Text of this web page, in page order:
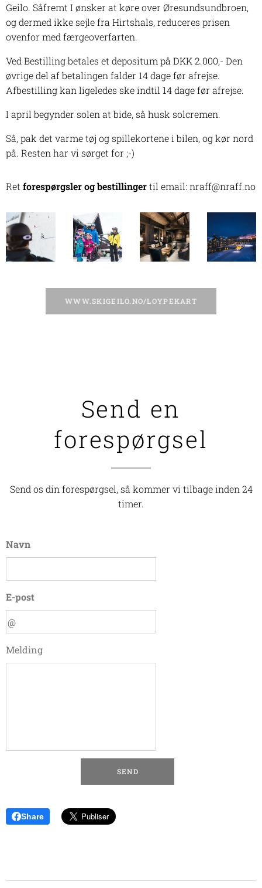
Geilo. Såfremt I ønsker at køre over Øresundsundbroen,
og dermed ikke sejle fra Hirtshals, reduceres prisen
ovenfor med færgeoverfarten.
Ved Bestilling betales et depositum på DKK 2.000,- Den
øvrige del af betalingen falder 14 dage før afrejse.
Afbestilling kan ligeledes ske indtil 14 dage før afrejse.
I april begynder solen at bide, så husk solcremen.
Så, pak det varme tøj og spillekortene i bilen, og kør nord
på. Resten har vi sørget for ;-)
Ret forespørgsler og bestillingertil email: nraff@nraff.no
WWW.SKIGEILO.NO/LOYPEKART
Send en
forespørgsel
Send os din forespørgsel, så kommer vi tilbage inden 24
timer.
Navn
E-post
Melding
SEND
Share